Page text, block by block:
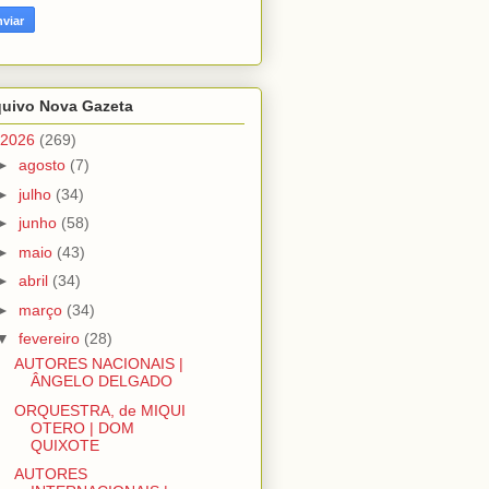
Nova Gazeta
2026 (269)
agosto (7)
julho (34)
junho (58)
maio (43)
abril (34)
março (34)
fevereiro (28)
AUTORES NACIONAIS |
ÂNGELO DELGADO
ORQUESTRA, de MIQUI
OTERO | DOM
QUIXOTE
AUTORES